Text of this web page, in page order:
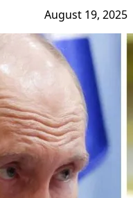
August 19, 2025